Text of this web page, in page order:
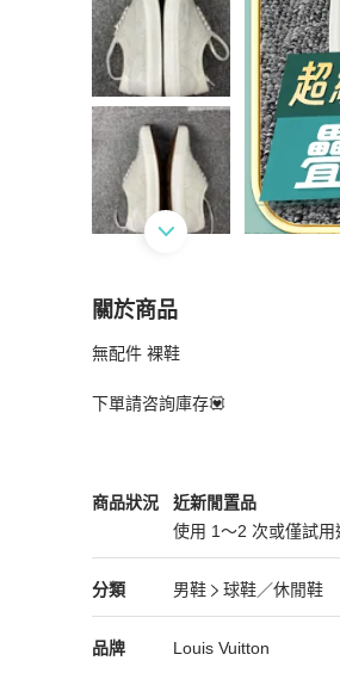
關於商品
關於Louis Vuitton 路易威登
無配件 裸鞋
下單請咨詢庫存💟
商品狀況
Louis Vuitton男鞋商品狀態與細節
近新閒置品
使用 1～2 次或僅試用
近新閒置品
分類
Louis Vuitton男鞋 分類資訊
男鞋
球鞋／休閒鞋
男鞋/球鞋／休閒鞋推
品牌
Louis Vuitton精品男鞋品牌介紹
Louis Vuitton
Louis Vuitton推薦清單